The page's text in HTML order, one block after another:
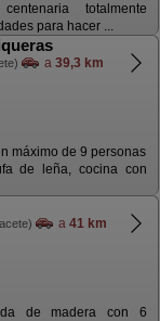
totalmente
para hacer ...
a 39,3 km
máximo de 9 personas
de leña, cocina con
a 41 km
de madera con 6